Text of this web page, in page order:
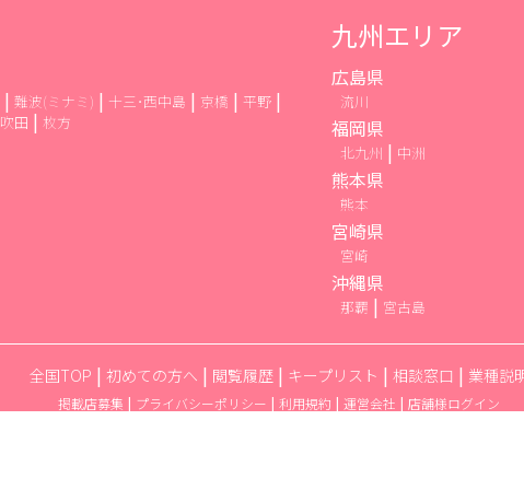
難波(ミナミ) 十三･西中島 京橋
平野
吹田 枚方
九州エリア
広島県
流川
福岡県
北九州 中洲
熊本県
熊本
宮崎県
宮崎
沖縄県
那覇 宮古島
全国TOP 初めての方へ 閲覧履歴 キープリスト 相談窓口 業種説
掲載店募集 プライバシーポリシー 利用規約 運営会社 店舗様ログイン